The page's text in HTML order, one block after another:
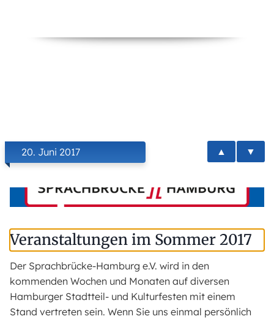
20. Juni 2017 ▲ ▼
Veranstaltungen im Sommer 2017
Der Sprachbrücke-Hamburg e.V. wird in den
kommenden Wochen und Monaten auf diversen
Hamburger Stadtteil- und Kulturfesten mit einem
Stand vertreten sein. Wenn Sie uns einmal persönlich